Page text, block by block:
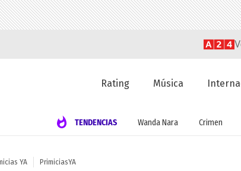
Rating Música
TENDENCIAS Wanda Nara Crimen
YA PrimiciasYA